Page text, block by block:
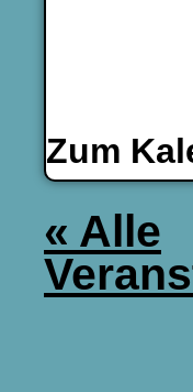
Zum
« Alle